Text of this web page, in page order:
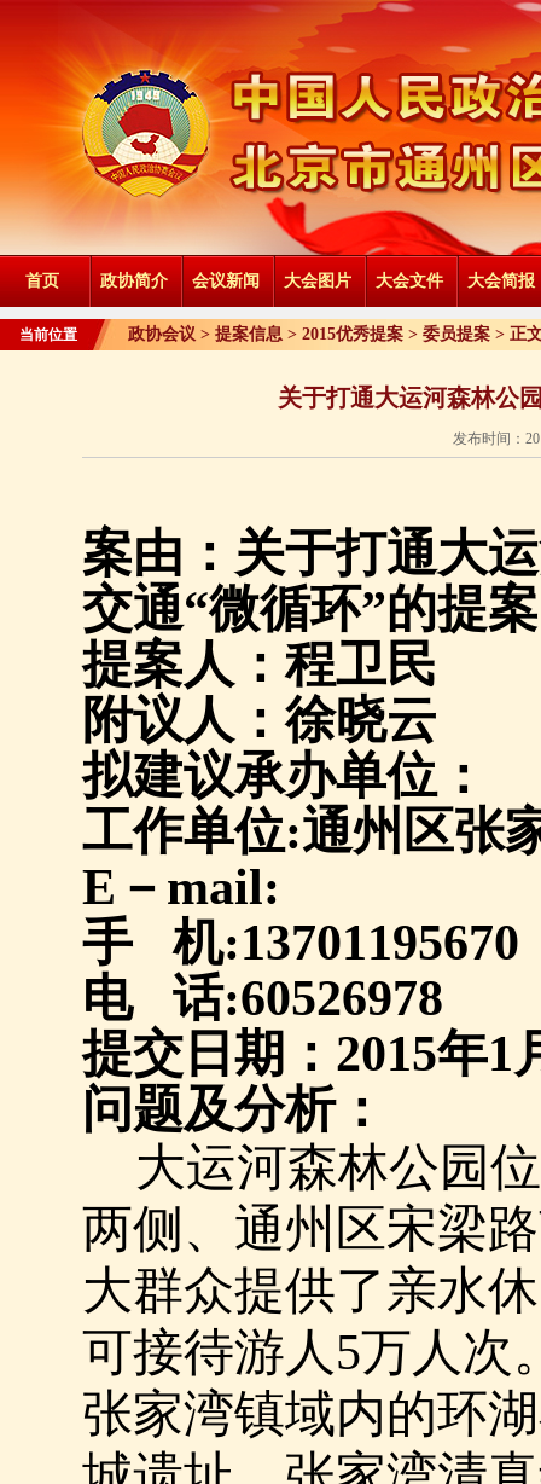
首页 政协简介 会议新闻 大会图片 大会文件 大会简报
当前位置 政协会议 > 提案信息 > 2015优秀提案 > 委员提案 > 正
关于打通大运河森林公
发布时间：
案由： 关于打通大
交通“微循环”的提案
提案人：程卫民
附议人：徐晓云
拟建议承办单位：
工作单位:通州区张
E － mail:
手
机:13701195670
电
话:60526978
提交日期： 2015年1
问题及分析：
大运河森林公园
两侧、通州区宋梁
大群众提供了亲水
可接待游人 5万人次
张家湾镇域内的环